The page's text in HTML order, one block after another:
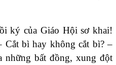
ký của Giáo Hội sơ khai!
Cắt bì hay không cắt bì? –
những bất đồng, xung đột